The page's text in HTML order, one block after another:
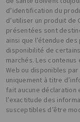
d’identification du
d’utiliser un produit de
présentées sont
ainsi que l’étendue
disponibilité de
marchés. Les
Web ou disponibles
uniquement à titre
fait aucune déclaration
l’exactitude des
susceptibles d’être